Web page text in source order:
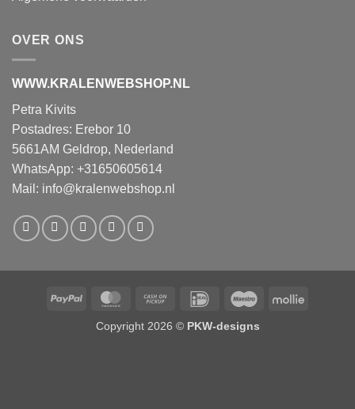
OVER ONS
WWW.KRALENWEBSHOP.NL
Petra Kivits
Postadres: Erebor 10
5661AM Geldrop, Nederland
WhatsApp: +31650605614
Mail: info@kralenwebshop.nl
PayPal MasterCardCash
Pickup
IDeal Maestro Mollie
Copyright 2026 © PKW-designs